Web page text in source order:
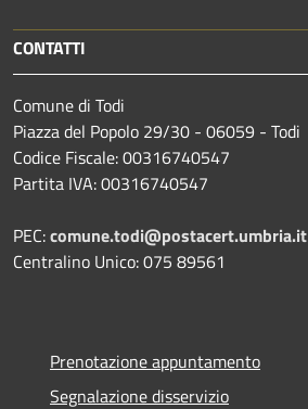
CONTATTI
Comune di Todi
Piazza del Popolo 29/30 - 06059 - Todi
Codice Fiscale: 00316740547
Partita IVA: 00316740547
PEC:comune.todi@postacert.umbria.it
Centralino Unico: 075 89561
Prenotazione appuntamento
Segnalazione disservizio